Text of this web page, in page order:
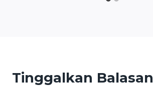
Tinggalkan Balasan